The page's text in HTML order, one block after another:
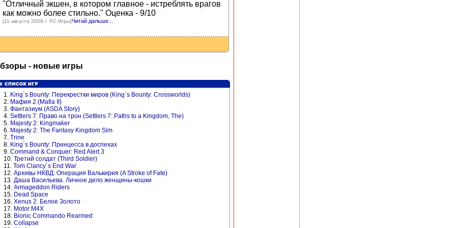
"Отличный экшен, в котором главное - истреблять врагов
как можно более стильно." Оценка - 9/10
[11 августа 2008 г. PC Игры]Читай дальше...
- новые игры
1. King`s Bounty: Перекрестки миров (King`s Bounty: Crossworlds)
2. Мафия 2 (Mafia II)
3. Фантазиум (ASDA Story)
4. Settlers 7: Право на трон (Settlers 7: Paths to a Kingdom, The)
5. Majesty 2: Kingmaker
6. Majesty 2: The Fantasy Kingdom Sim
7. Trine
8. King`s Bounty: Принцесса в доспехах
9. Command & Conquer: Red Alert 3
10. Третий солдат (Third Soldier)
11. Tom Clancy`s End War
12. Архивы НКВД: Операция Валькирия (A Stroke of Fate)
13. Даша Васильева. Личное дело женщины-кошки
14. Armageddon Riders
15. Dead Space
16. Xenus 2. Белое Золото
17. Motor M4X
18. Bionic Commando Rearmed
19. Collapse